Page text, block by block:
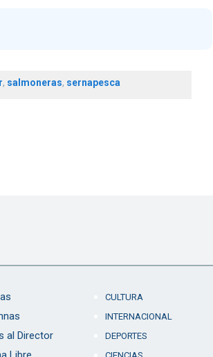
, salmoneras, sernapesca
al Director
CULTURA
INTERNACIONAL
DEPORTES